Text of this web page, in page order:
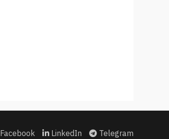
Facebook LinkedIn Telegram